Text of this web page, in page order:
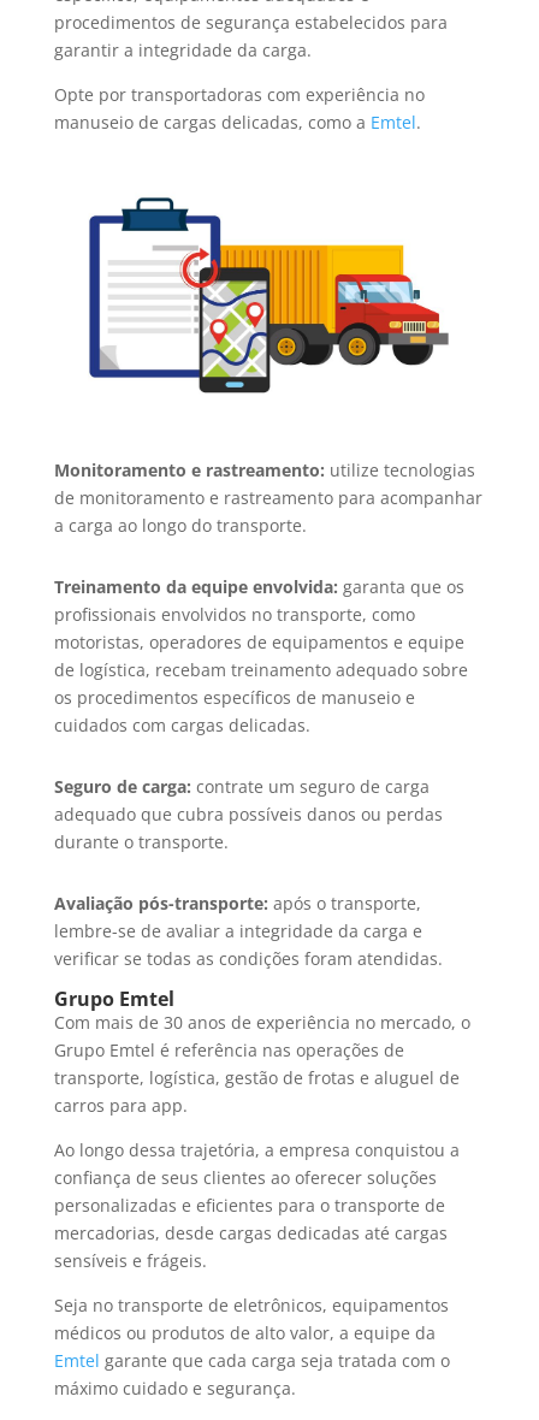
procedimentos de segurança estabelecidos para
garantir a integridade da carga.
Opte por transportadoras com experiência no
manuseio de cargas delicadas, como a Emtel.
Monitoramento e rastreamento: utilize tecnologias
de monitoramento e rastreamento para acompanhar
a carga ao longo do transporte.
Treinamento da equipe envolvida: garanta que os
profissionais envolvidos no transporte, como
motoristas, operadores de equipamentos e equipe
de logística, recebam treinamento adequado sobre
os procedimentos específicos de manuseio e
cuidados com cargas delicadas.
Seguro de carga: contrate um seguro de carga
adequado que cubra possíveis danos ou perdas
durante o transporte.
Avaliação pós-transporte: após o transporte,
lembre-se de avaliar a integridade da carga e
verificar se todas as condições foram atendidas.
Grupo Emtel
Com mais de 30 anos de experiência no mercado, o
Grupo Emtel é referência nas operações de
transporte, logística, gestão de frotas e aluguel de
carros para app.
Ao longo dessa trajetória, a empresa conquistou a
confiança de seus clientes ao oferecer soluções
personalizadas e eficientes para o transporte de
mercadorias, desde cargas dedicadas até cargas
sensíveis e frágeis.
Seja no transporte de eletrônicos, equipamentos
médicos ou produtos de alto valor, a equipe da
Emtel garante que cada carga seja tratada com o
máximo cuidado e segurança.